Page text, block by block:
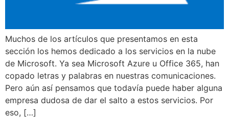
Muchos de los artículos que presentamos en esta
sección los hemos dedicado a los servicios en la nube
de Microsoft. Ya sea Microsoft Azure u Office 365, han
copado letras y palabras en nuestras comunicaciones.
Pero aún así pensamos que todavía puede haber alguna
empresa dudosa de dar el salto a estos servicios. Por
eso, […]